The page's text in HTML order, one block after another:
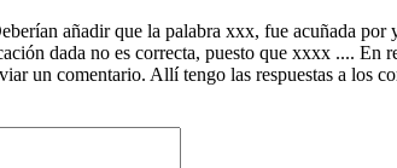
añadir que la palabra xxx, fue acuñada por
dada no es correcta, puesto que xxxx .... En
un comentario. Allí tengo las respuestas a los